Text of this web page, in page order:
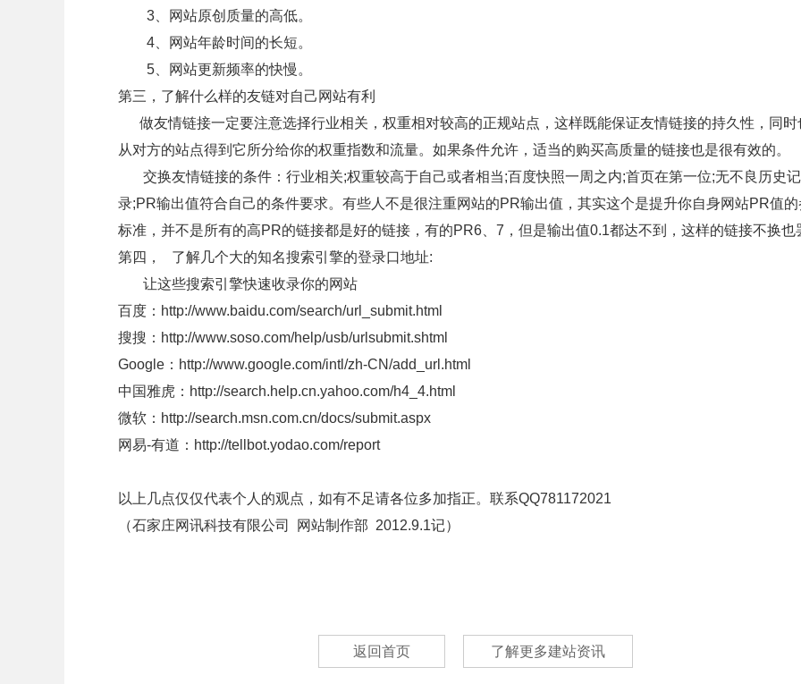
3、网站原创质量的高低。
4、网站年龄时间的长短。
5、网站更新频率的快慢。
第三，了解什么样的友链对自己网站有利
做友情链接一定要注意选择行业相关，权重相对较高的正规站点，这样既能保证友情链接的持久性，同时
从对方的站点得到它所分给你的权重指数和流量。如果条件允许，适当的购买高质量的链接也是很有效的。
交换友情链接的条件：行业相关;权重较高于自己或者相当;百度快照一周之内;首页在第一位;无不良历史记
录;PR输出值符合自己的条件要求。有些人不是很注重网站的PR输出值，其实这个是提升你自身网站PR值
标准，并不是所有的高PR的链接都是好的链接，有的PR6、7，但是输出值0.1都达不到，这样的链接不换也
第四， 了解几个大的知名搜索引擎的登录口地址:
让这些搜索引擎快速收录你的网站
百度：http://www.baidu.com/search/url_submit.html
搜搜：http://www.soso.com/help/usb/urlsubmit.shtml
Google：http://www.google.com/intl/zh-CN/add_url.html
中国雅虎：http://search.help.cn.yahoo.com/h4_4.html
微软：http://search.msn.com.cn/docs/submit.aspx
网易-有道：http://tellbot.yodao.com/report
以上几点仅仅代表个人的观点，如有不足请各位多加指正。联系QQ781172021
（石家庄网讯科技有限公司 网站制作部 2012.9.1记）
返回首页 了解更多建站资讯